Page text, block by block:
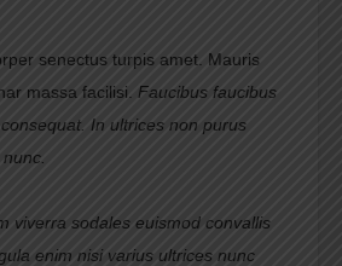
senectus turpis amet. Mauris
massa facilisi. Faucibus faucibus
In ultrices non purus
viverra sodales euismod convallis
enim nisi varius ultrices nunc